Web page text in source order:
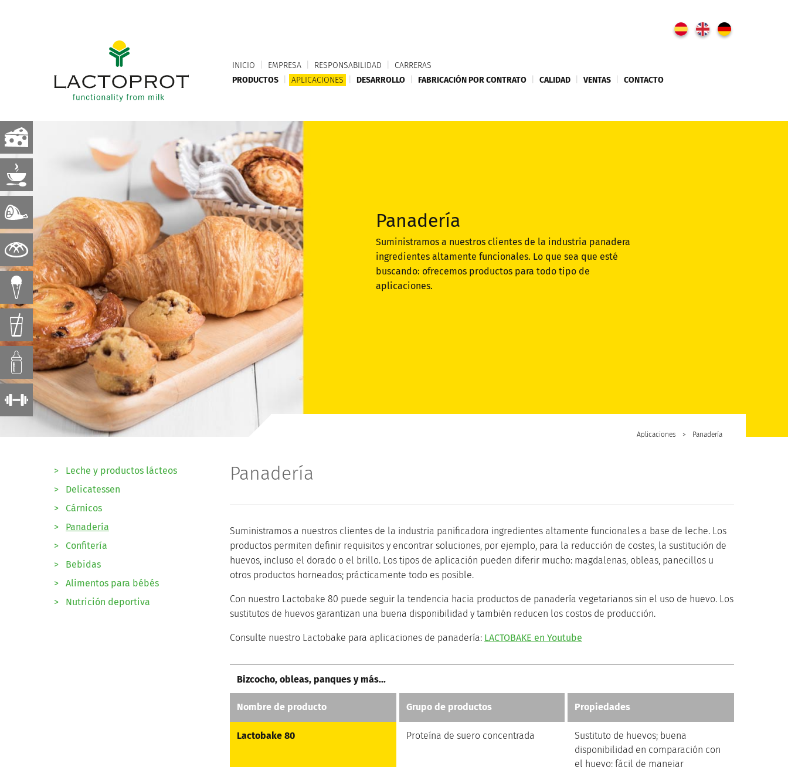
INICIO EMPRESA RESPONSABILIDAD
CARRERAS
PRODUCTOS
APLICACIONES DESARROLLO FABRICACIÓN POR CONTRATO CALIDAD VENTAS CONTACTO
Panadería
Suministramos a nuestros clientes de la industria panadera
ingredientes altamente funcionales. Lo que sea que esté
buscando: ofrecemos productos para todo tipo de
aplicaciones.
Aplicaciones > Panadería
>
Leche y productos lácteos
>
Delicatessen
>
Cárnicos
>
Panadería
>
Confitería
>
Bebidas
>
Alimentos para bébés
>
Nutrición deportiva
Panadería
Suministramos a nuestros clientes de la industria panificadora ingredientes altamente funcionales a base de leche. Los
productos permiten definir requisitos y encontrar soluciones, por ejemplo, para la reducción de costes, la sustitución de
huevos, incluso el dorado o el brillo. Los tipos de aplicación pueden diferir mucho: magdalenas, obleas, panecillos u
otros productos horneados; prácticamente todo es posible.
Con nuestro Lactobake 80 puede seguir la tendencia hacia productos de panadería vegetarianos sin el uso de huevo. Los
sustitutos de huevos garantizan una buena disponibilidad y también reducen los costos de producción.
Consulte nuestro Lactobake para aplicaciones de panadería: LACTOBAKE en Youtube
Bizcocho, obleas, panques y más...
Nombre de producto Grupo de productos Propiedades
Lactobake 80 Proteína de suero concentrada
Sustituto de huevos; buena
disponibilidad en comparación con
el huevo; fácil de manejar